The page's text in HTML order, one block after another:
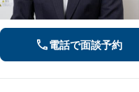
電話で面談予約